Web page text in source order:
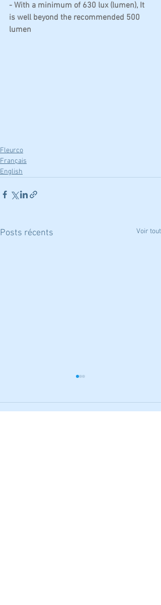
- With a minimum of 630 lux (lumen), It
is well beyond the recommended 500
lumen
Fleurco
Français
English
Posts récents Voir tout